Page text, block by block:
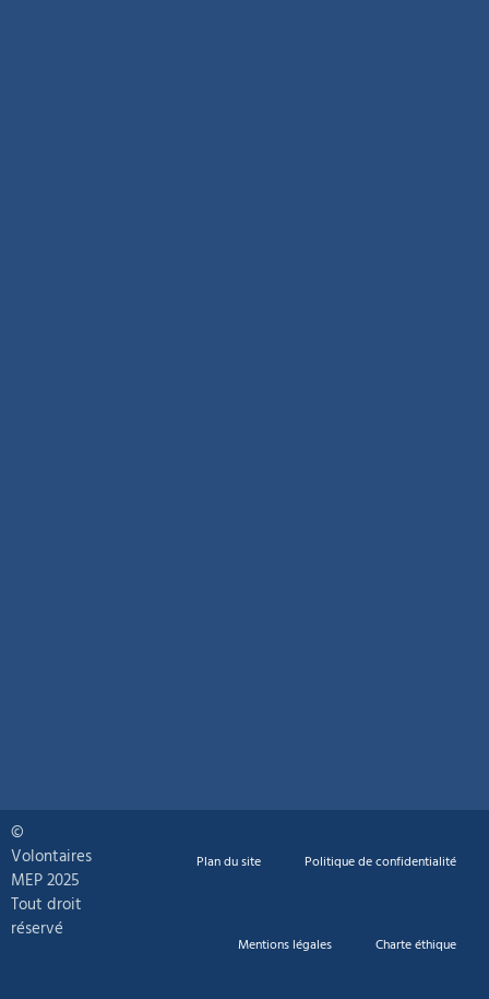
©
Volontaires
MEP 2025
Tout droit
réservé
Plan du site Politique de confidentialité
Mentions légales Charte éthique